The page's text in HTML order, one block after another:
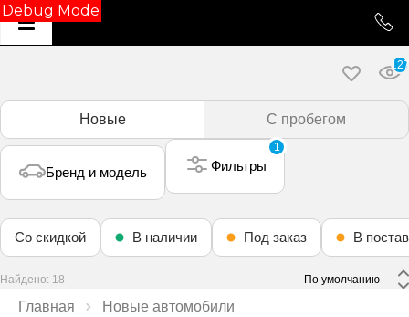
Debug Mode
127
Новые С пробегом
Бренд и модель
1
Фильтры
Со скидкой В наличии Под заказ В
Найдено: 18
Главная Новые автомобили